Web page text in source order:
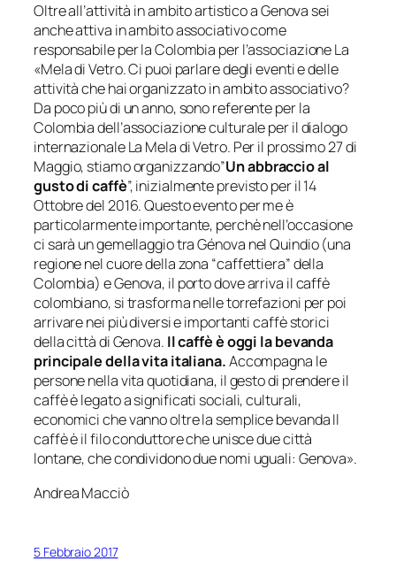
Oltre all’attività in ambito artistico a Genova sei
anche attiva in ambito associativo come
responsabile per la Colombia per l’associazione La
«Mela di Vetro. Ci puoi parlare degli eventi e delle
attività che hai organizzato in ambito associativo?
Da poco più di un anno, sono referente per la
Colombia dell’associazione culturale per il dialogo
internazionale La Mela di Vetro. Per il prossimo 27 di
Maggio, stiamo organizzando”Un abbraccio al
gusto di caffè”, inizialmente previsto per il 14
Ottobre del 2016. Questo evento per me è
particolarmente importante, perchè nell’occasione
ci sarà un gemellaggio traGénova nel Quindio (una
regione nel cuore della zona “caffettiera” della
Colombia) e Genova, il porto dove arriva il caffè
colombiano, si trasforma nelle torrefazioni per poi
arrivare nei più diversi e importanti caffè storici
della città di Genova. Il caffè è oggi la bevanda
principale della vita italiana.Accompagna le
persone nella vita quotidiana, il gesto di prendere il
caffèè legato a significati sociali, culturali,
economici che vanno oltre la semplice bevanda Il
caffè è il filo conduttore che unisce due città
lontane, che condividono due nomi uguali: Genova».
Andrea Macciò
5 Febbraio 2017